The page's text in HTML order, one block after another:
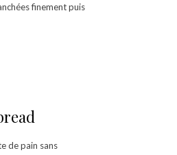
finement puis
de pain sans